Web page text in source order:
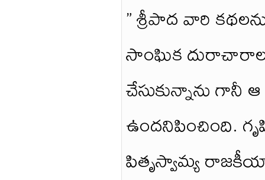
” శ్రీపాద వారి
సాంఘిక
చేసుకున్నాను గానీ
ఉందనిపించింది.
పితృస్వామ్య